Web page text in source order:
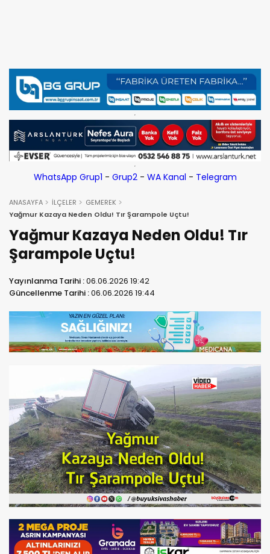
WhatsApp Grup1 - Grup2- WA Kanal - Telegram
ANASAYFA İLÇELER
GEMEREK
Yağmur Kazaya Neden Oldu! Tır Şarampole Uçtu!
Yağmur Kazaya Neden Oldu! Tır
Şarampole Uçtu!
Yayınlanma Tarihi :06.06.2026 19:42
Güncellenme Tarihi :06.06.2026 19:44